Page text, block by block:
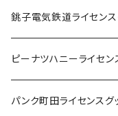
Tシャツ
キャップ
ステッカー
銚子電気鉄道ライセンス
ステッカー
缶バッジ
ピーナツハニーライセン
Tシャツ
パンク町田ライセンスグ